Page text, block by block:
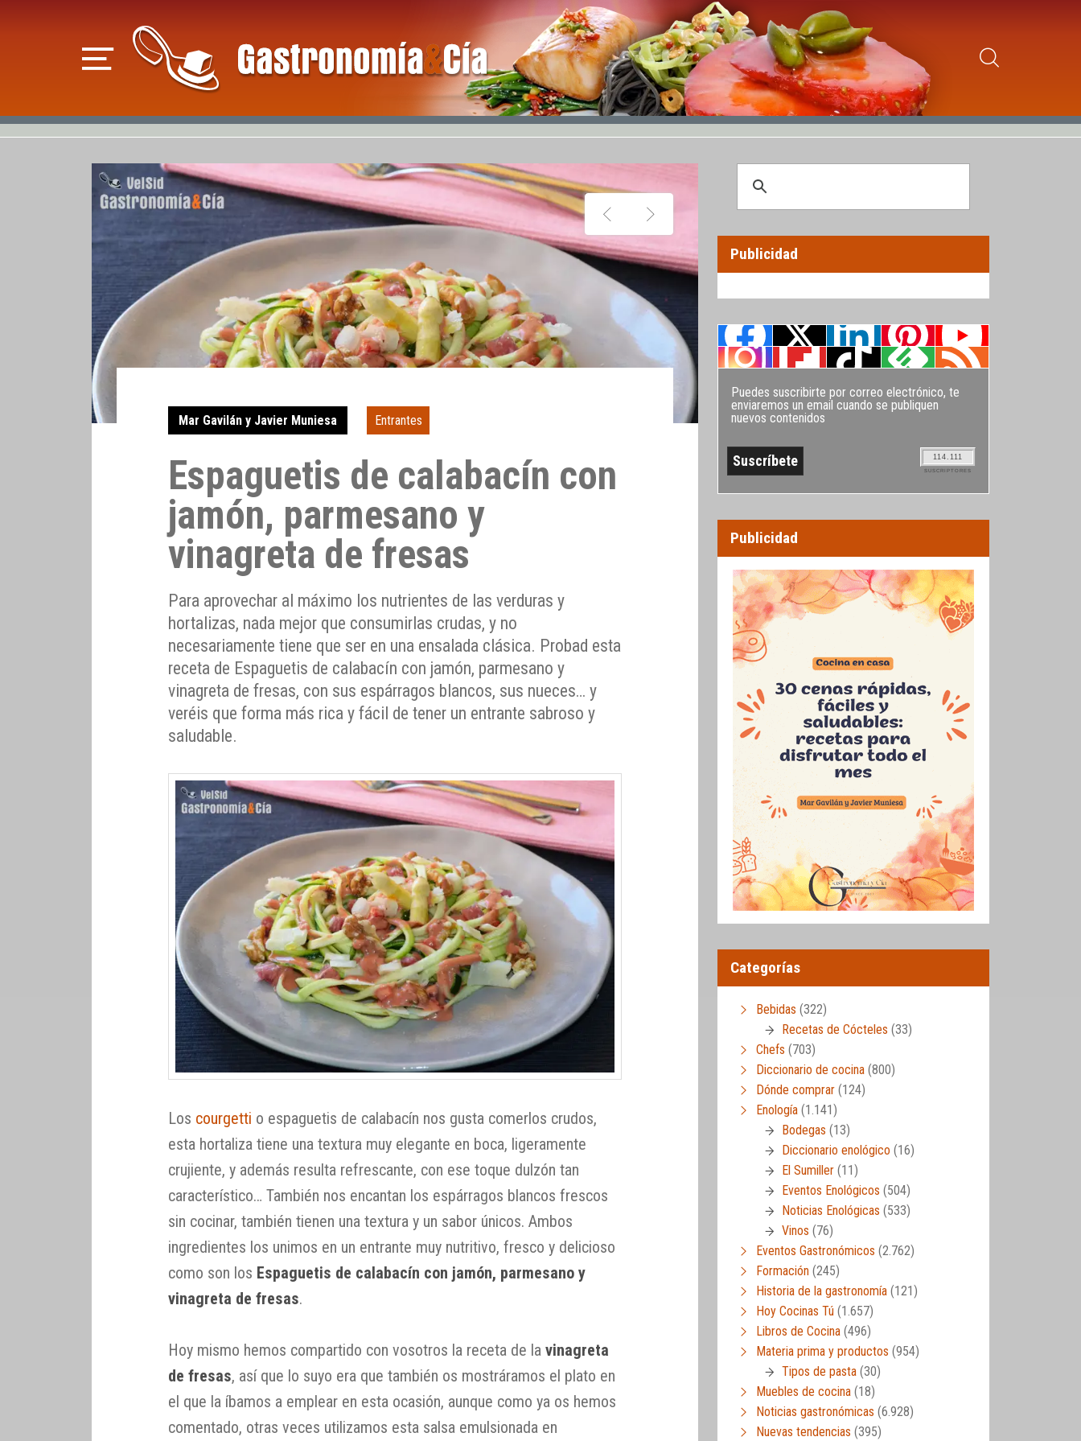
Mar Gavilán y Javier Muniesa Entrantes
Espaguetis de calabacín con
jamón, parmesano y
vinagreta de fresas
Para aprovechar al máximo los nutrientes de las verduras y
hortalizas, nada mejor que consumirlas crudas, y no
necesariamente tiene que ser en una ensalada clásica. Probad esta
receta de Espaguetis de calabacín con jamón, parmesano y
vinagreta de fresas, con sus espárragos blancos, sus nueces… y
veréis que forma más rica y fácil de tener un entrante sabroso y
saludable.
Los courgetti o espaguetis de calabacín nos gusta comerlos crudos,
esta hortaliza tiene una textura muy elegante en boca, ligeramente
crujiente, y además resulta refrescante, con ese toque dulzón tan
característico… También nos encantan los espárragos blancos frescos
sin cocinar, también tienen una textura y un sabor únicos. Ambos
ingredientes los unimos en un entrante muy nutritivo, fresco y delicioso
como son los Espaguetis de calabacín con jamón, parmesano y
vinagreta de fresas.
Hoy mismo hemos compartido con vosotros la receta de lavinagreta
de fresas, así que lo suyo era que también os mostráramos el plato en
el que la íbamos a emplear en esta ocasión, aunque como ya os hemos
comentado, otras veces utilizamos esta salsa emulsionada en
Publicidad
Puedes suscribirte por correo electrónico, te
enviaremos un email cuando se publiquen
nuevos contenidos
114.111
SUSCRIPTORES
Publicidad
Categorías
Bebidas (322)
Recetas de Cócteles (33)
Chefs (703)
Diccionario de cocina (800)
Dónde comprar (124)
Enología (1.141)
Bodegas (13)
Diccionario enológico (16)
El Sumiller (11)
Eventos Enológicos (504)
Noticias Enológicas (533)
Vinos (76)
Eventos Gastronómicos (2.762)
Formación (245)
Historia de la gastronomía (121)
Hoy Cocinas Tú (1.657)
Libros de Cocina (496)
Materia prima y productos (954)
Tipos de pasta (30)
Muebles de cocina (18)
Noticias gastronómicas (6.928)
Nuevas tendencias (395)